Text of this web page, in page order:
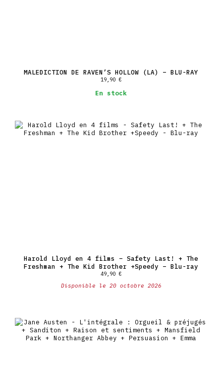
MALEDICTION DE RAVEN’S HOLLOW (LA) – BLU-RAY
19,90 €
En stock
Harold Lloyd en 4 films – Safety Last! + The
Freshman + The Kid Brother +Speedy – Blu-ray
49,90 €
Disponible le 20 octobre 2026